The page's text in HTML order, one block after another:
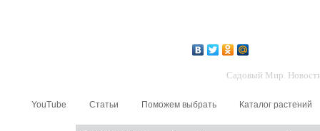
Садовый Мир. Новости
YouTube Статьи Поможем выбрать Каталог растений